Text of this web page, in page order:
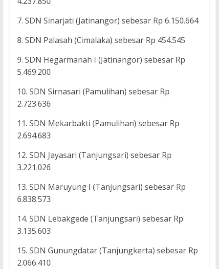
7. SDN Sinarjati (Jatinangor) sebesar Rp 6.150.664
8. SDN Palasah (Cimalaka) sebesar Rp 454.545
9. SDN Hegarmanah I (Jatinangor) sebesar Rp
5.469.200
10. SDN Sirnasari (Pamulihan) sebesar Rp
2.723.636
11. SDN Mekarbakti (Pamulihan) sebesar Rp
2.694.683
12. SDN Jayasari (Tanjungsari) sebesar Rp
3.221.026
13. SDN Maruyung I (Tanjungsari) sebesar Rp
6.838.573
14. SDN Lebakgede (Tanjungsari) sebesar Rp
3.135.603
15. SDN Gunungdatar (Tanjungkerta) sebesar Rp
2.066.410